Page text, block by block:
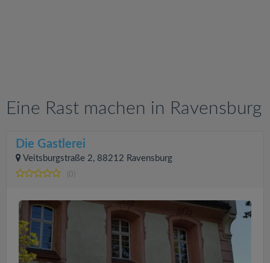
Eine Rast machen in Ravensburg
Die Gastlerei
Veitsburgstraße 2, 88212 Ravensburg
(0)